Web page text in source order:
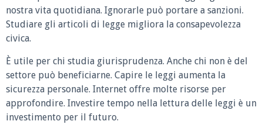
nostra vita quotidiana. Ignorarle può portare a sanzioni.
Studiare gli articoli di legge migliora la consapevolezza
civica.
È utile per chi studia giurisprudenza. Anche chi non è del
settore può beneficiarne. Capire le leggi aumenta la
sicurezza personale. Internet offre molte risorse per
approfondire. Investire tempo nella lettura delle leggi è un
investimento per il futuro.